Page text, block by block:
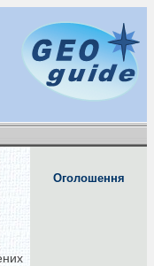
Оголошення